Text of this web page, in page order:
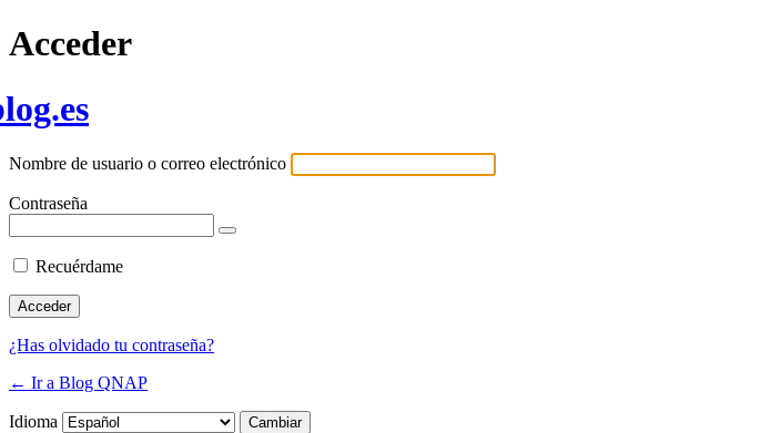
Acceder
Nombre de usuario o correo electrónico
Contraseña
Recuérdame
¿Has olvidado tu contraseña?
← Ir a Blog QNAP
Idioma